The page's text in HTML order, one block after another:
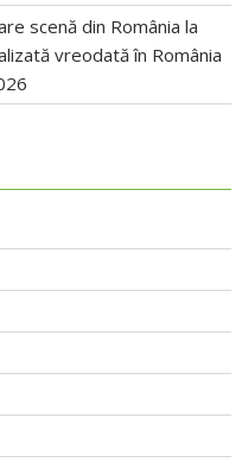
scenă din România la
vreodată în România